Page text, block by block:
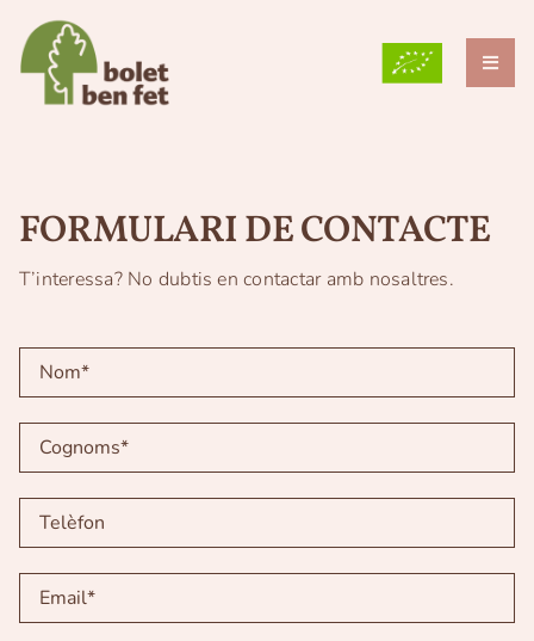
content
GRUP TEB
CONTACTE
FORMULARI DE CONTACTE
T’interessa? No dubtis en contactar amb nosaltres.